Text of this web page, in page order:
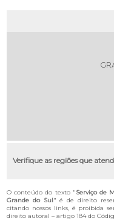
Verifique as regiões que
O conteúdo do texto "Serviço de
Grande do Sul" é de direito
citando nossos links, é proibida
direito autoral – artigo 184 do